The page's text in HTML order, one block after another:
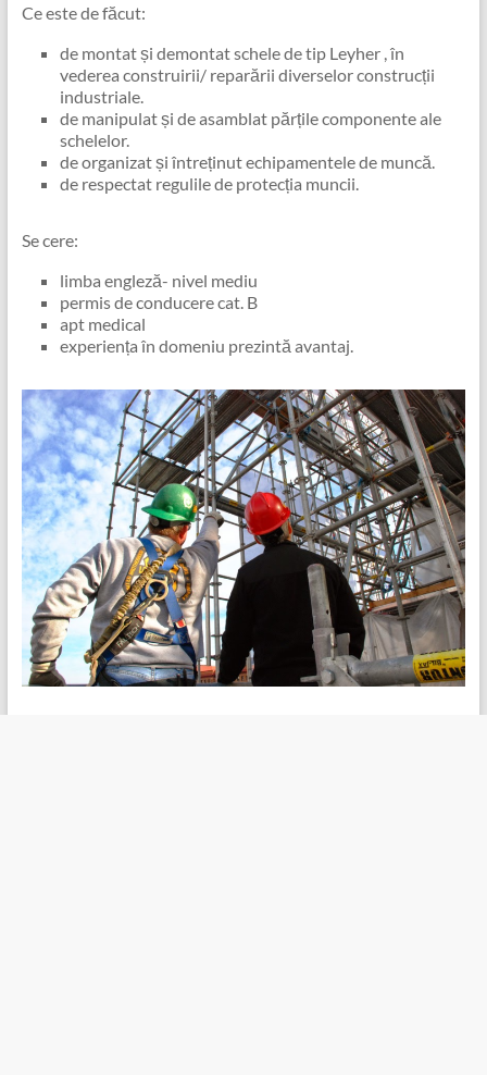
Ce este de făcut:
de montat și demontat schele de tip Leyher , în
vederea construirii/ reparării diverselor construcții
industriale.
de manipulat și de asamblat părțile componente ale
schelelor.
de organizat și întreținut echipamentele de muncă.
de respectat regulile de protecția muncii.
Se cere:
limba engleză- nivel mediu
permis de conducere cat. B
apt medical
experiența în domeniu prezintă avantaj.